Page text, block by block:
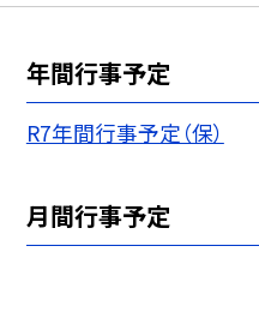
年間行事予定
R7年間行事予定（保）
月間行事予定